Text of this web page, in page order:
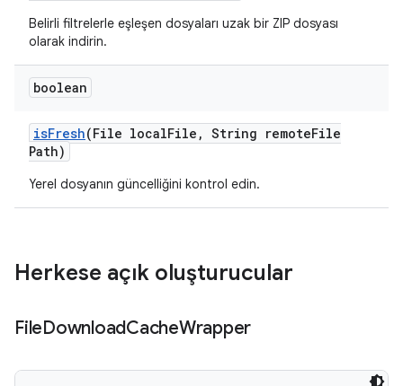
Belirli filtrelerle eşleşen dosyaları uzak bir ZIP dosyası
olarak indirin.
boolean
isFresh(File localFile , String remoteFile
Path)
Yerel dosyanın güncelliğini kontrol edin.
Herkese açık oluşturucular
FileDownloadCacheWrapper